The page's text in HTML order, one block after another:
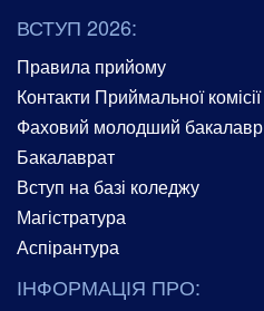
ВСТУП 2026:
Правила прийому
Контакти Приймальної комісії
Фаховий молодший бакалавр
Бакалаврат
Вступ на базі коледжу
Магістратура
Аспірантура
ІНФОРМАЦІЯ ПРО: